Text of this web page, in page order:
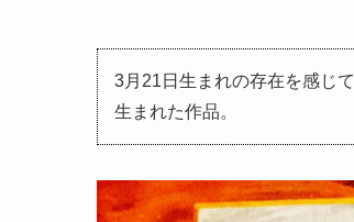
3月21日生まれの存在を感じて
生まれた作品。